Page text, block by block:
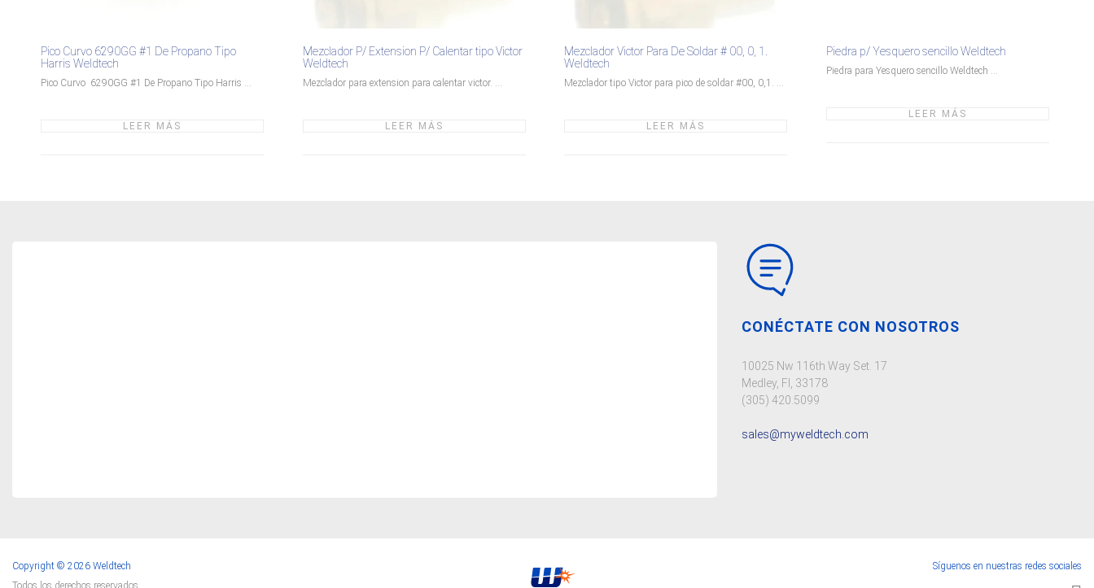
Pico Curvo 6290GG #1 De Propano Tipo
Harris Weldtech
Pico Curvo 6290GG #1 De Propano Tipo Harris ...
LEER MÁS
Mezclador P/ Extension P/ Calentar tipo Victor
Weldtech
Mezclador para extension para calentar victor. ...
LEER MÁS
Mezclador Victor Para De Soldar # 00, 0, 1.
Weldtech
Mezclador tipo Victor para pico de soldar #00, 0,1. ...
LEER MÁS
Piedra p/ Yesquero sencillo Weldtech
Piedra para Yesquero sencillo Weldtech ...
LEER MÁS
CONÉCTATE CON NOSOTROS
10025 Nw 116th Way Set. 17
Medley, Fl, 33178
(305) 420.5099
sales@myweldtech.com
Copyright © 2026 Weldtech
Todos los derechos reservados.
Síguenos en nuestras redes sociales